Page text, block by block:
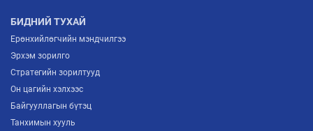
БИДНИЙ ТУХАЙ
Ерөнхийлөгчийн мэндчилгээ
Эрхэм зорилго
Стратегийн зорилтууд
Он цагийн хэлхээс
Байгууллагын бүтэц
Танхимын хууль